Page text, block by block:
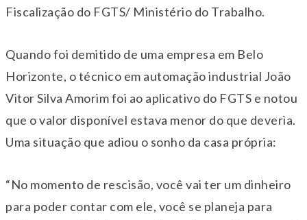
Fiscalização do FGTS/ Ministério do Trabalho.
Quando foi demitido de uma empresa em Belo
Horizonte, o técnico em automação industrial João
Vitor Silva Amorim foi ao aplicativo do FGTS e notou
que o valor disponível estava menor do que deveria.
Uma situação que adiou o sonho da casa própria:
“No momento de rescisão, você vai ter um dinheiro
para poder contar com ele, você se planeja para